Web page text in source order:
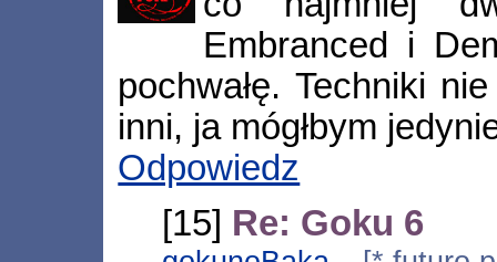
Embranced i
pochwałę. Techniki
inni, ja mógłbym
Odpowiedz
[15] Re: Goku 6